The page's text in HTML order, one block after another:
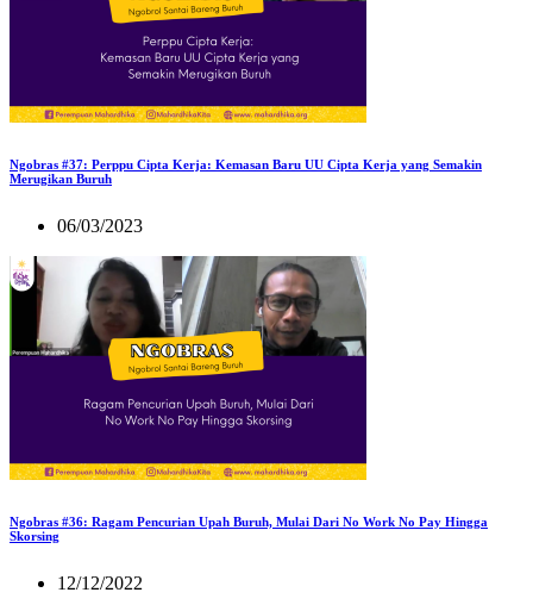
Ngobras #37: Perppu Cipta Kerja: Kemasan Baru UU Cipta Kerja yang Semakin
Merugikan Buruh
06/03/2023
Ngobras #36: Ragam Pencurian Upah Buruh, Mulai Dari No Work No Pay Hingga
Skorsing
12/12/2022